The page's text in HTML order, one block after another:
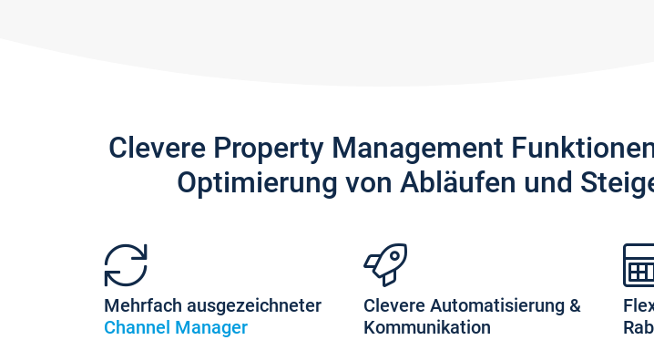
Clevere Property Management
Optimierung von Abläufen und
Mehrfach ausgezeichneter
Channel Manager
Clevere Automatisierung &
Kommunikation